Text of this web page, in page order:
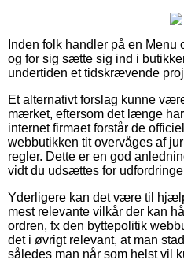
Inden folk handler på en
og for sig sætte sig ind i
undertiden et tidskrævende
Et alternativt forslag kunne
mærket, eftersom det længe
internet firmaet forstår de
webbutikken tit overvåges af
regler. Dette er en god
vidt du udsættes for
Yderligere kan det være til
mest relevante vilkår der kan
ordren, fx den byttepolitik
det i øvrigt relevant, at man
således man når som helst vil